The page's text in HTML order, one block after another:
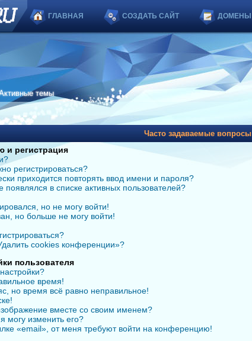
ГЛАВНАЯ СОЗДАТЬ САЙТ ДОМЕНЫ
темы
Часто задаваемые вопросы
и регистрация
регистрироваться?
приходится повторять ввод имени и пароля?
появлялся в списке активных пользователей?
но не могу войти!
но больше не могу войти!
cookies конференции»?
пользователя
время!
но время всё равно неправильное!
вместе со своим именем?
могу изменить его?
«email», от меня требуют войти на конференцию!